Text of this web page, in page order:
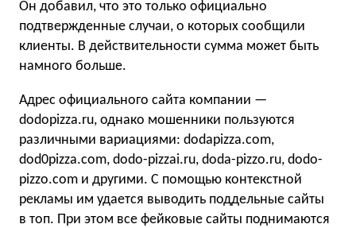
Он добавил, что это только официально
подтвержденные случаи, о которых сообщили
клиенты. В действительности сумма может быть
намного больше.
Адрес официального сайта компании —
dodopizza.ru, однако мошенники пользуются
различными вариациями: dodapizza.com,
dod0pizza.com, dodo-pizzai.ru, doda-pizzo.ru, dodo-
pizzo.com и другими. С помощью контекстной
рекламы им удается выводить поддельные сайты
в топ. При этом все фейковые сайты поднимаются